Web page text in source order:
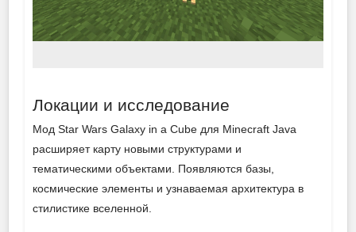
Локации и исследование
Мод Star Wars Galaxy in a Cube для Minecraft Java
расширяет карту новыми структурами и
тематическими объектами. Появляются базы,
космические элементы и узнаваемая архитектура в
стилистике вселенной.